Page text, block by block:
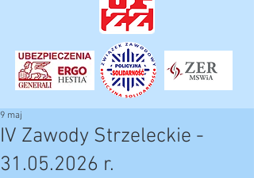
IV Zawody Strzeleckie -
31.05.2026 r.
9 maj